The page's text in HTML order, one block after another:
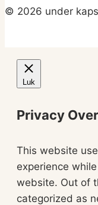
© 2026 under
Luk
Privacy
This website
experience
website. Out of
categorized as